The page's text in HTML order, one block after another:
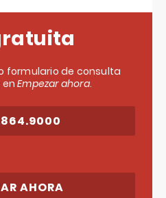
formulario de consulta
enEmpezar ahora.
AHORA